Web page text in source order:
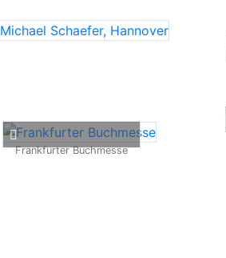
Frankfurter Buchmesse